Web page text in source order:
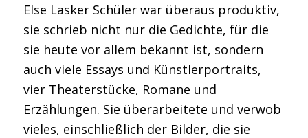
Else Lasker Schüler war überaus produktiv,
sie schrieb nicht nur die Gedichte, für die
sie heute vor allem bekannt ist, sondern
auch viele Essays und Künstlerportraits,
vier Theaterstücke, Romane und
Erzählungen. Sie überarbeitete und verwob
vieles, einschließlich der Bilder, die sie